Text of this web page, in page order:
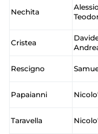
Nechita
Alessio
Cristea
Rescigno
Papaianni Nicolo'
Taravella Nicolo'